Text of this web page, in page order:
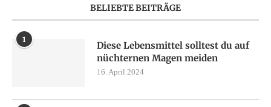
BELIEBTE BEITRÄGE
1
Diese Lebensmittel solltest du auf
nüchternen Magen meiden
16. April 2024